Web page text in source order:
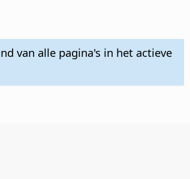
van alle pagina's in het actieve